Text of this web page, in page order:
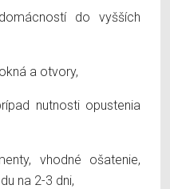
do vyšších
a otvory,
nutnosti opustenia
vhodné ošatenie,
na 2-3 dni,